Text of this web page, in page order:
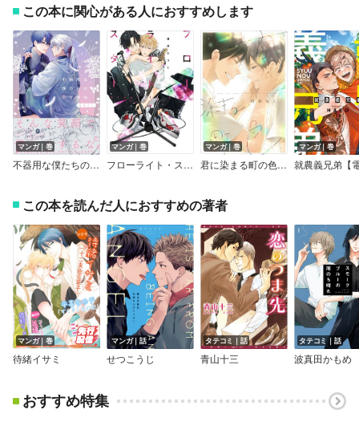
この本に関心がある人におすすめします
マンガ｜巻
不器用な僕たちの恋と魔法【電子限定おまけ付き】
マンガ｜巻
フローライト・スター【電子限定おまけ付き】
マンガ｜巻
君に染まる町の色【電子限定おまけ付き】
マンガ｜巻
この本を読んだ人におすすめの著者
マンガ｜巻
待緒イサミ
マンガ｜話
せつこうじ
タテコミ｜話
青山十三
タテコミ｜話
波真田かもめ
おすすめ特集